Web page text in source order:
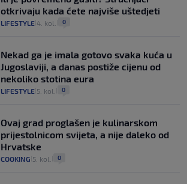
otkrivaju kada ćete najviše uštedjeti
LIFESTYLE 4. kol. 0
Nekad ga je imala gotovo svaka kuća u
Jugoslaviji, a danas postiže cijenu od
nekoliko stotina eura
LIFESTYLE 5. kol. 0
Ovaj grad proglašen je kulinarskom
prijestolnicom svijeta, a nije daleko od
Hrvatske
COOKING 5. kol. 0